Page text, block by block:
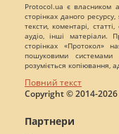
Protocol.ua є власником
сторінках даного
тексти, коментарі,
аудіо, інші матеріали.
сторінках «Протокол»
пошуковими
розуміється копіювання,
Повний текст
Copyright © 2014-2026
Партнери